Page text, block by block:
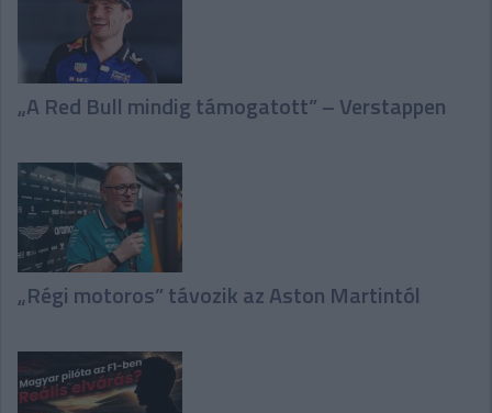
„A Red Bull mindig támogatott” – Verstappen
„Régi motoros” távozik az Aston Martintól